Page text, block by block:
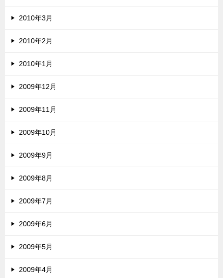
2010年3月
2010年2月
2010年1月
2009年12月
2009年11月
2009年10月
2009年9月
2009年8月
2009年7月
2009年6月
2009年5月
2009年4月